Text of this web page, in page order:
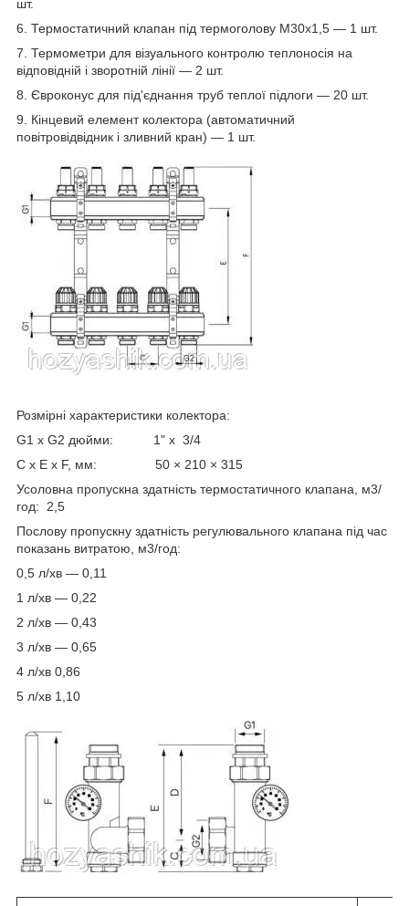
шт.
6. Термостатичний клапан під термоголову М30х1,5 — 1 шт.
7. Термометри для візуального контролю теплоносія на
відповідній і зворотній лінії — 2 шт.
8. Євроконус для під'єднання труб теплої підлоги — 20 шт.
9. Кінцевий елемент колектора (автоматичний
повітровідвідник і зливний кран) — 1 шт.
Розмірні характеристики колектора:
G1 x G2 дюйми: 1" х 3/4
C x E x F, мм: 50 × 210 × 315
Усоловна пропускна здатність термостатичного клапана, м3/
год: 2,5
Послову пропускну здатність регулювального клапана під час
показань витратою, м3/год:
0,5 л/хв — 0,11
1 л/хв — 0,22
2 л/хв — 0,43
3 л/хв — 0,65
4 л/хв 0,86
5 л/хв 1,10